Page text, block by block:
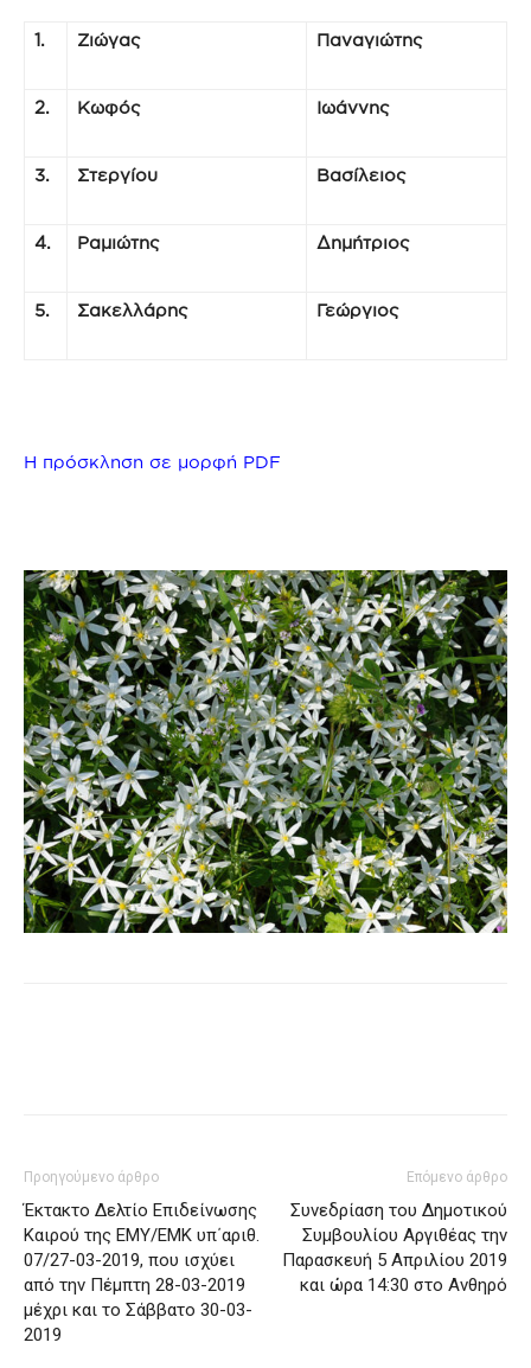
1. Ζιώγας Παναγιώτης
2. Κωφός Ιωάννης
3. Στεργίου Βασίλειος
4. Ραμιώτης Δημήτριος
5. Σακελλάρης Γεώργιος
Η πρόσκληση σε μορφή PDF
Προηγούμενο άρθρο
Έκτακτο Δελτίο Επιδείνωσης
Καιρού της ΕΜΥ/ΕΜΚ υπ΄αριθ.
07/27-03-2019, που ισχύει
από την Πέμπτη 28-03-2019
μέχρι και το Σάββατο 30-03-
2019
Επόμενο άρθρο
Συνεδρίαση του Δημοτικού
Συμβουλίου Αργιθέας την
Παρασκευή 5 Απριλίου 2019
και ώρα 14:30 στο Ανθηρό